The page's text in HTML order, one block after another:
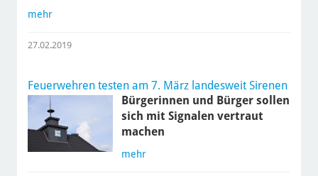
mehr
27.02.2019
Feuerwehren testen am 7. März landesweit Sirenen
Bürgerinnen und Bürger sollen
sich mit Signalen vertraut
machen
mehr